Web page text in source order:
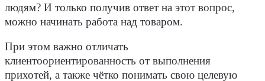
людям? И только получив ответ на этот вопрос,
можно начинать работа над товаром.
При этом важно отличать
клиентоориентированность от выполнения
прихотей, а также чётко понимать свою целевую